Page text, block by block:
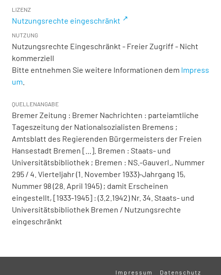
LIZENZ
Nutzungsrechte eingeschränkt
NUTZUNG
Nutzungsrechte Eingeschränkt - Freier Zugriff - Nicht
kommerziell
Bitte entnehmen Sie weitere Informationen dem Impress
um
QUELLENANGABE
Bremer Zeitung : Bremer Nachrichten : parteiamtliche
Tageszeitung der Nationalsozialisten Bremens ;
Amtsblatt des Regierenden Bürgermeisters der Freien
Hansestadt Bremen [...]. Bremen : Staats- und
Universitätsbibliothek ; Bremen : NS.-Gauverl., Nummer
295 / 4. Vierteljahr (1. November 1933)-Jahrgang 15,
Nummer 98 (28. April 1945) ; damit Erscheinen
eingestellt, [1933-1945] : (3.2.1942) Nr. 34. Staats- und
Universitätsbibliothek Bremen / Nutzungsrechte
eingeschränkt
Impressum Datenschutz